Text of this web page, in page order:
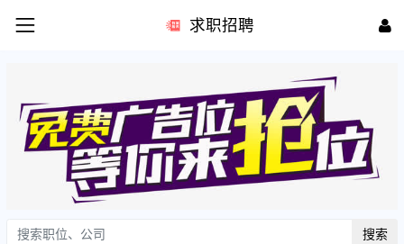
求职招聘
搜索